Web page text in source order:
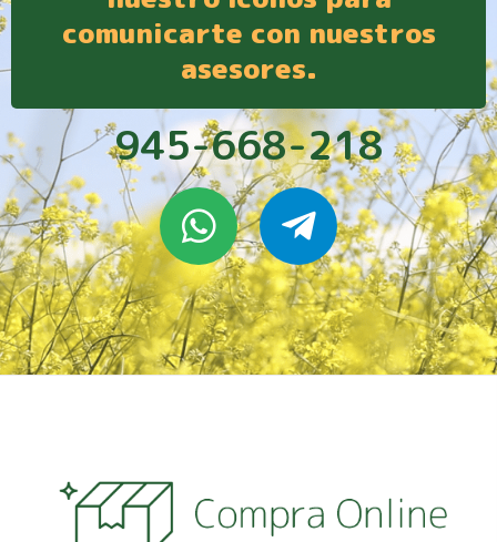
comunicarte con nuestros
asesores.
945-668-218